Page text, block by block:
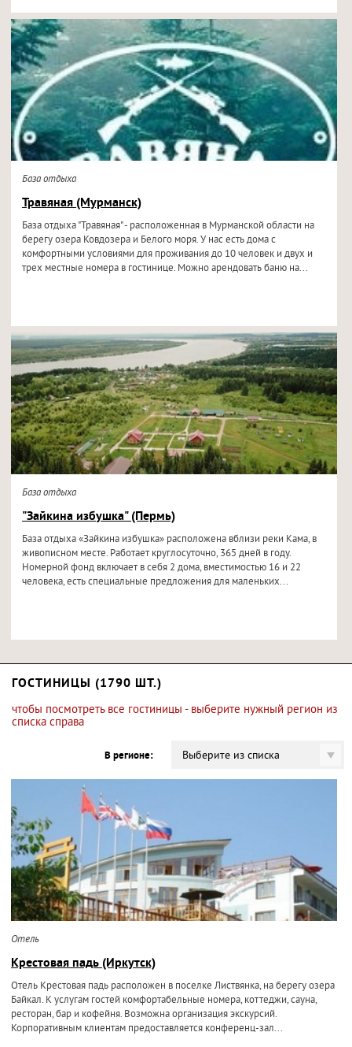
База отдыха
Травяная (Мурманск)
База отдыха "Травяная" - расположенная в Мурманской области на
берегу озера Ковдозера и Белого моря. У нас есть дома с
комфортными условиями для проживания до 10 человек и двух и
трех местные номера в гостинице. Можно арендовать баню на...
База отдыха
"Зайкина избушка" (Пермь)
База отдыха «Зайкина избушка» расположена вблизи реки Кама, в
живописном месте. Работает круглосуточно, 365 дней в году.
Номерной фонд включает в себя 2 дома, вместимостью 16 и 22
человека, есть специальные предложения для маленьких...
ГОСТИНИЦЫ (1790 ШТ.)
чтобы посмотреть все гостиницы - выберите нужный регион из
списка справа
В регионе: Выберите из списка
Отель
Крестовая падь (Иркутск)
Отель Крестовая падь расположен в поселке Листвянка, на берегу озера
Байкал. К услугам гостей комфортабельные номера, коттеджи, сауна,
ресторан, бар и кофейня. Возможна организация экскурсий.
Корпоративным клиентам предоставляется конференц-зал...